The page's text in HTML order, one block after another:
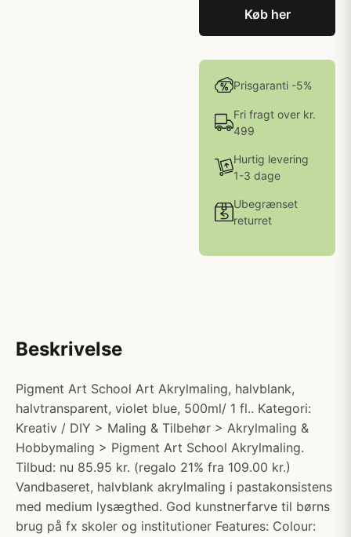
Køb her
Prisgaranti -5%
Fri fragt over kr.
499
Hurtig levering
1-3 dage
Ubegrænset
returret
Beskrivelse
Pigment Art School Art Akrylmaling, halvblank,
halvtransparent, violet blue, 500ml/ 1 fl.. Kategori:
Kreativ / DIY > Maling & Tilbehør > Akrylmaling &
Hobbymaling > Pigment Art School Akrylmaling.
Tilbud: nu 85.95 kr. (regalo 21% fra 109.00 kr.)
Vandbaseret, halvblank akrylmaling i pastakonsistens
med medium lysægthed. God kunstnerfarve til børns
brug på fx skoler og institutioner Features: Colour: